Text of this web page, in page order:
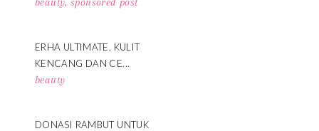
ERHA ULTIMATE, KULIT
KENCANG DAN CE...
beauty
DONASI RAMBUT UNTUK